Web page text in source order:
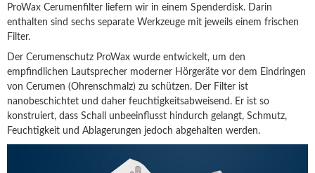
ProWax Cerumenfilter liefern wir in einem Spenderdisk. Darin
enthalten sind sechs separate Werkzeuge mit jeweils einem frischen
Filter.
Der Cerumenschutz ProWax wurde entwickelt, um den
empfindlichen Lautsprecher moderner Hörgeräte vor dem Eindringen
von Cerumen (Ohrenschmalz) zu schützen. Der Filter ist
nanobeschichtet und daher feuchtigkeitsabweisend. Er ist so
konstruiert, dass Schall unbeeinflusst hindurch gelangt, Schmutz,
Feuchtigkeit und Ablagerungen jedoch abgehalten werden.